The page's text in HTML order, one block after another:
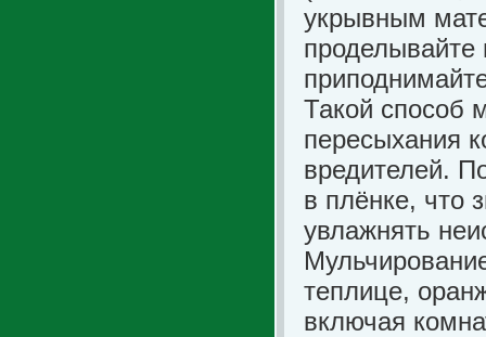
укрывным
проделывайте
Такой способ
пересыхания
вредителей.
в плёнке, что
увлажнять
теплице,
включая